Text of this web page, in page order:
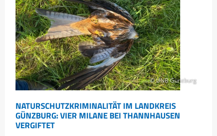
© UNB Günzburg
NATURSCHUTZKRIMINALITÄT IM LANDKREIS
GÜNZBURG: VIER MILANE BEI THANNHAUSEN
VERGIFTET